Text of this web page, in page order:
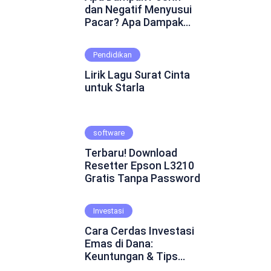
dan Negatif Menyusui
Pacar? Apa Dampak
Menyusui Pacar?
Mungkin ini adalah
pertanyaan yang
muncul dalam
fenomena yang cukup
kontroversial dalam
hubungan asmara.
Beberapa orang
percaya bahwa
menyusui pacar dapat
emosional dan
menghadirkan
keintiman yang lebih
dalam. Namun, ada juga
yang skeptis dan
Pendidikan
Lirik Lagu Surat Cinta
untuk Starla
software
Terbaru! Download
Resetter Epson L3210
Gratis Tanpa Password
Investasi
Cara Cerdas Investasi
Emas di Dana:
Keuntungan & Tips